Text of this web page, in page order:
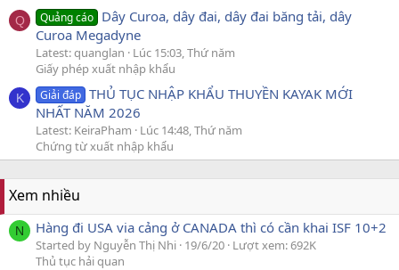
Q Quảng cáo Dây Curoa, dây đai, dây đai băng tải, dây
Curoa Megadyne
Latest: quanglan
Lúc 15:03, Thứ năm
Giấy phép xuất nhập khẩu
K Giải đáp THỦ TỤC NHẬP KHẨU THUYỀN KAYAK MỚI
NHẤT NĂM 2026
Latest: KeiraPham
Lúc 14:48, Thứ năm
Chứng từ xuất nhập khẩu
Xem nhiều
N Hàng đi USA via cảng ở CANADA thì có cần khai ISF 10+2
Started by Nguyễn Thị Nhi 19/6/20 Lượt xem: 692K
Thủ tục hải quan